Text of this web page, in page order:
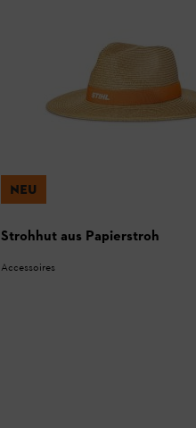
NEU
Strohhut aus Papierstroh
Accessoires